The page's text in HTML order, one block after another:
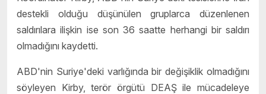
destekli olduğu düşünülen gruplarca düzenlenen
saldırılara ilişkin ise son 36 saatte herhangi bir saldırı
olmadığını kaydetti.
ABD'nin Suriye'deki varlığında bir değişiklik olmadığını
söyleyen Kirby, terör örgütü DEAŞ ile mücadeleye